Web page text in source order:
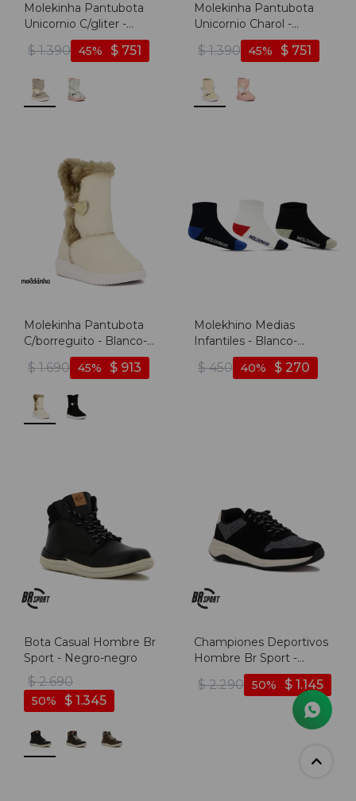
Molekinha Pantubota
Unicornio C/gliter -
Dorado-blanco
$ 1.390 $ 751
45
Molekinha Pantubota
Unicornio Charol -
Crema-plata
$ 1.390 $ 751
45
Molekinha Pantubota
C/borreguito - Blanco-
$ 1.690 $ 913
45
Molekhino Medias
Infantiles - Blanco-
multicolor
$ 450 $ 270
40
Bota Casual Hombre Br
Sport - Negro-negro
$ 2.690
$ 1.345
50
Championes Deportivos
Hombre Br Sport -
Negro-blanco
$ 2.290 $ 1.145
50